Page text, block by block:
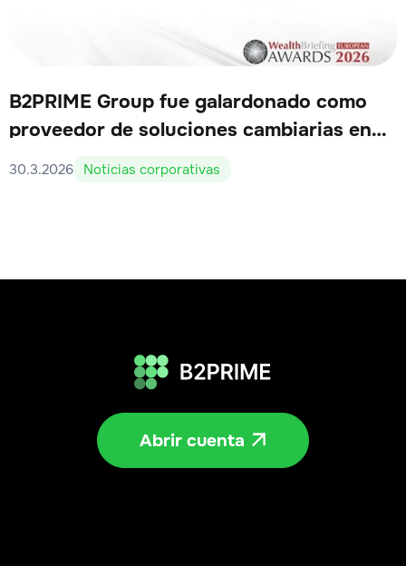
B2PRIME Group fue galardonado como
proveedor de soluciones cambiarias en
WealthBriefing 2026
30.3.2026 Noticias corporativas
Abrir cuenta 